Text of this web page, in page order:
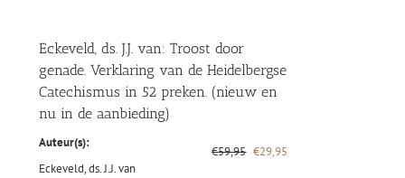
Eckeveld, ds. J.J. van: Troost door
genade. Verklaring van de Heidelbergse
Catechismus in 52 preken. (nieuw en
nu in de aanbieding)
Auteur(s):
Eckeveld, ds. J.J. van
€59,95 Oorspronkelijke
€29,95